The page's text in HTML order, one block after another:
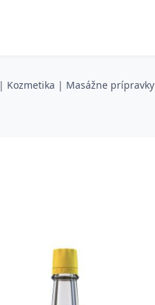
Kozmetika | Masážne prípravky